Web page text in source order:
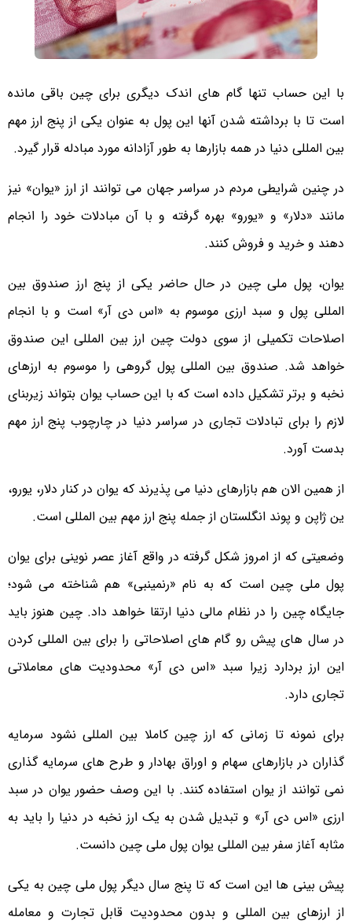
با این حساب تنها گام های اندک دیگری برای چین باقی مانده
است تا با برداشته شدن آنها این پول به عنوان یکی از پنج ارز مهم
بین المللی دنیا در همه بازارها به طور آزادانه مورد مبادله قرار گیرد.
در چنین شرایطی مردم در سراسر جهان می توانند از ارز «یوان» نیز
مانند «دلار» و «یورو» بهره گرفته و با آن مبادلات خود را انجام
دهند و خرید و فروش کنند.
یوان، پول ملی چین در حال حاضر یکی از پنج ارز صندوق بین
المللی پول و سبد ارزی موسوم به «اس دی آر» است و با انجام
اصلاحات تکمیلی از سوی دولت چین ارز بین المللی این صندوق
خواهد شد. صندوق بین المللی پول گروهی را موسوم به ارزهای
نخبه و برتر تشکیل داده است که با این حساب یوان بتواند زیربنای
لازم را برای تبادلات تجاری در سراسر دنیا در چارچوب پنج ارز مهم
بدست آورد.
از همین الان هم بازارهای دنیا می پذیرند که یوان در کنار دلار، یورو،
ین ژاپن و پوند انگلستان از جمله پنج ارز مهم بین المللی است.
وضعیتی که از امروز شکل گرفته در واقع آغاز عصر نوینی برای یوان
پول ملی چین است که به نام «رنمینبی» هم شناخته می شود؛
جایگاه چین را در نظام مالی دنیا ارتقا خواهد داد. چین هنوز باید
در سال های پیش رو گام های اصلاحاتی را برای بین المللی کردن
این ارز بردارد زیرا سبد «اس دی آر» محدودیت های معاملاتی
تجاری دارد.
برای نمونه تا زمانی که ارز چین کاملا بین المللی نشود سرمایه
گذاران در بازارهای سهام و اوراق بهادار و طرح های سرمایه گذاری
نمی توانند از یوان استفاده کنند. با این وصف حضور یوان در سبد
ارزی «اس دی آر» و تبدیل شدن به یک ارز نخبه در دنیا را باید به
مثابه آغاز سفر بین المللی یوان پول ملی چین دانست.
پیش بینی ها این است که تا پنج سال دیگر پول ملی چین به یکی
از ارزهای بین المللی و بدون محدودیت قابل تجارت و معامله